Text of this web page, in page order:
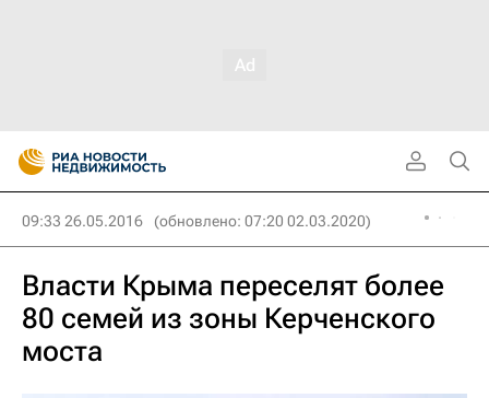
09:33 26.05.2016 (обновлено: 07:20 02.03.2020)
Власти Крыма переселят более
80 семей из зоны Керченского
моста